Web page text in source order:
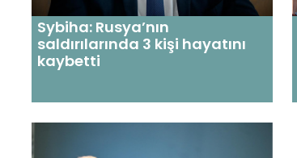
Sybiha: Rusya’nın
saldırılarında 3 kişi hayatını
kaybetti